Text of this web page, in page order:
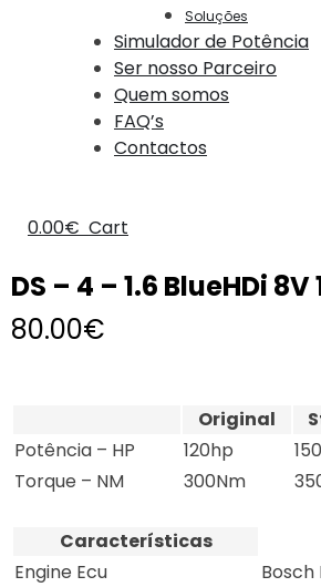
Soluções
Simulador de Potência
Ser nosso Parceiro
Quem somos
FAQ’s
Contactos
0.00€ Cart
DS – 4 – 1.6 BlueHDi 8V
80.00€
Original
Potência – HP
120hp
Torque – NM
300Nm
Características
Engine Ecu
Bosch